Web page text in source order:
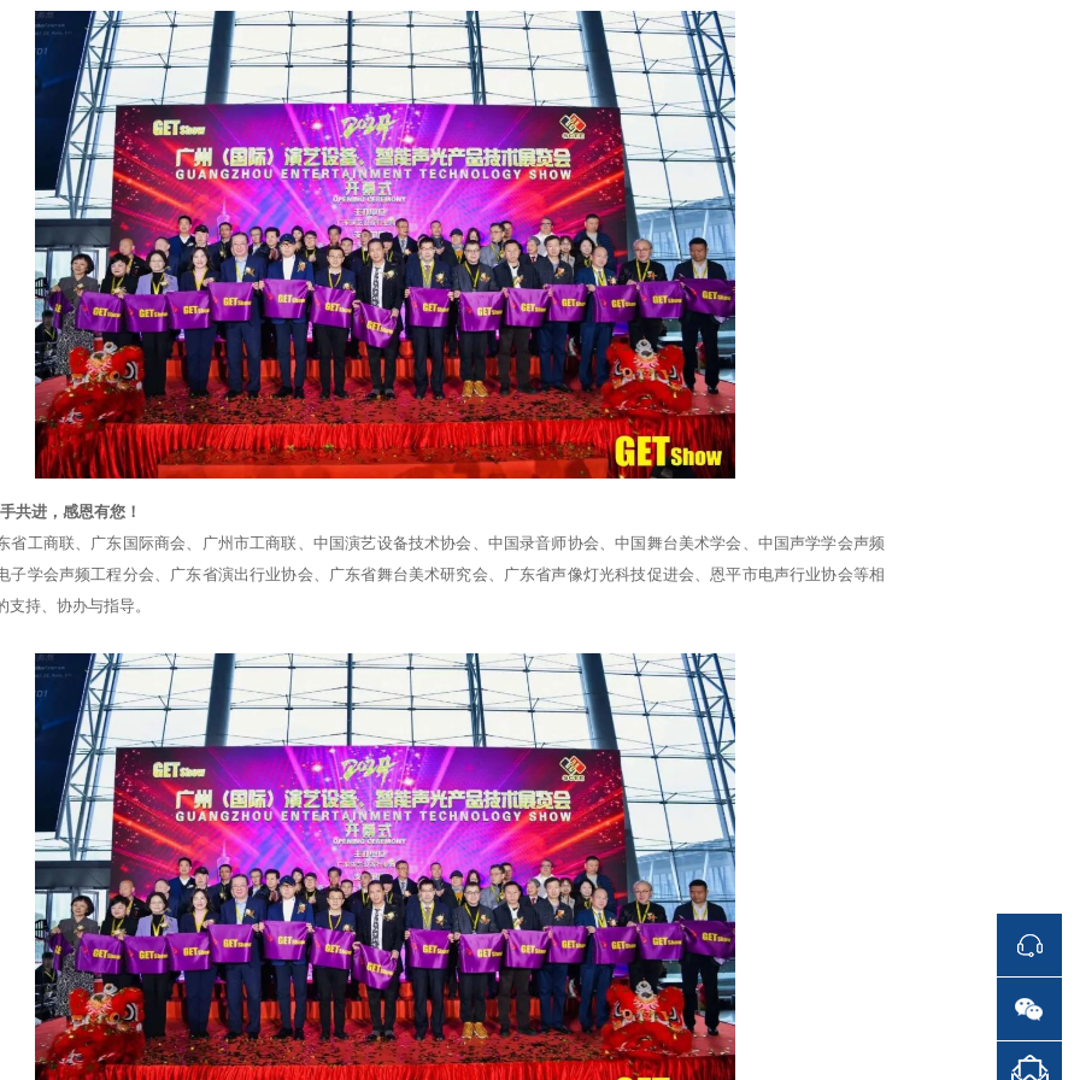
共进，感恩有您！
省工商联、广东国际商会、广州市工商联、中国演艺设备技术协会、中国录音师协会、中国舞台美术学会、中国声学学会声频
子学会声频工程分会、广东省演出行业协会、广东省舞台美术研究会、广东省声像灯光科技促进会、恩平市电声行业协会等相
支持、协办与指导。